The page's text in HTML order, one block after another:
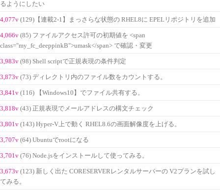
るようにしたい
4,077v (129)【連載2-1】まっさらな状態の RHEL8に EPELリポジトリを追加
4,066v (85) ファイルアクセス許可の初期値を <span
class="my_fc_deeppinkB">umask</span> で確認・変更
3,983v (98) Shell scriptで正規表現の条件判定
3,873v (73) ディレクトリ内のファイル数をカウントする。
3,841v (116) 【Windows10】でファイル共有する。
3,818v (43) 正規表現でメールアドレスの構文チェック
3,801v (143) Hyper-V上で動く RHEL8.6の画面解像度を上げる。
3,707v (64) Ubuntuでrootになる
3,701v (76) Node.jsをインストールして使ってみる。
3,673v (123) 新しく出た CORESERVERレンタルサーバーの V2プランを試し
てみる。